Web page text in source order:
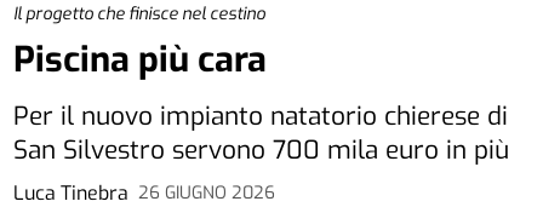
Il progetto che finisce nel cestino
Luca Tinebra 26 GIUGNO 2026
Piscina più cara
Per il nuovo impianto natatorio chierese di
San Silvestro servono 700 mila euro in più